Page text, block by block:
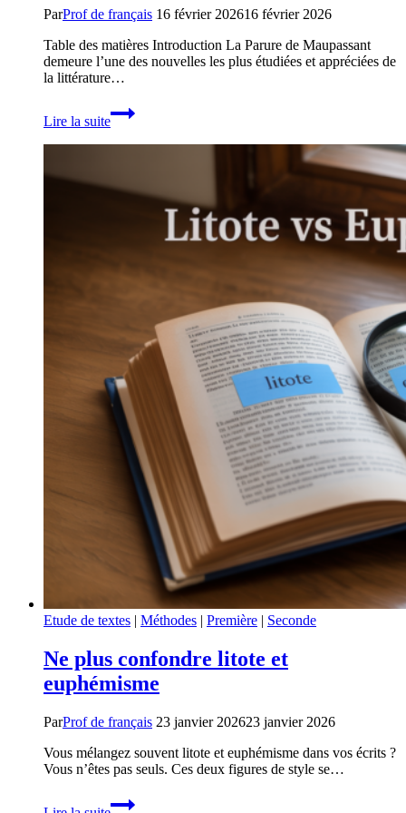
ParProf de français 16 février 202616 février 2026
Table des matières Introduction La Parure de Maupassant
demeure l’une des nouvelles les plus étudiées et appréciées de
la littérature…
Lire la suiteParure
Analyse
réaliste
Etude de textes | Méthodes | Première | Seconde
Ne plus confondre litote et
euphémisme
ParProf de français 23 janvier 202623 janvier 2026
Vous mélangez souvent litote et euphémisme dans vos écrits ?
Vous n’êtes pas seuls. Ces deux figures de style se…